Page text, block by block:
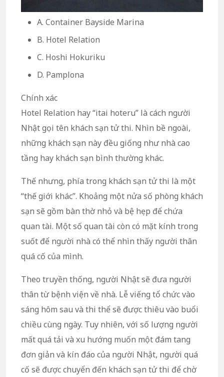
A. Container Bayside Marina
B. Hotel Relation
C. Hoshi Hokuriku
D. Pamplona
Chính xác
Hotel Relation hay “itai hoteru” là cách người
Nhật gọi tên khách sạn tử thi. Nhìn bề ngoài,
những khách sạn này đều giống như nhà cao
tầng hay khách sạn bình thường khác.
Thế nhưng, phía trong khách sạn tử thi là một
“thế giới khác”. Khoảng một nửa số phòng khách
sạn sẽ gồm bàn thờ nhỏ và bệ hẹp để chứa
quan tài. Một số quan tài còn có mặt kính trong
suốt để người nhà có thể nhìn thấy người thân
quá cố của mình.
Theo truyền thống, người Nhật sẽ đưa người
thân từ bệnh viện về nhà. Lễ viếng tổ chức vào
sáng hôm sau và thi thể sẽ được thiêu vào buổi
chiều cùng ngày. Tuy nhiên, với số lượng người
mất quá tải và xu hướng muốn một đám tang
đơn giản và kín đáo của người Nhật, người quá
cố sẽ được chuyển đến khách sạn tử thi để chờ